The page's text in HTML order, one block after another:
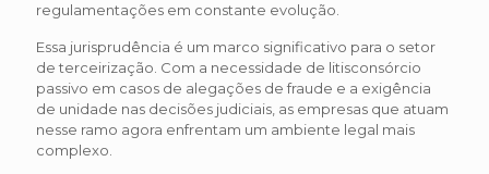
regulamentações em constante evolução.
Essa jurisprudência é um marco significativo para o setor
de terceirização. Com a necessidade de litisconsórcio
passivo em casos de alegações de fraude e a exigência
de unidade nas decisões judiciais, as empresas que atuam
nesse ramo agora enfrentam um ambiente legal mais
complexo.